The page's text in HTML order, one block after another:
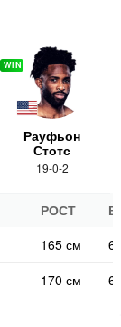
WIN
Рауфьон
Стотс
19-0-2
РОСТ
165 см
170 см